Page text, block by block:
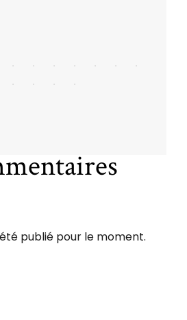
publié pour le moment.